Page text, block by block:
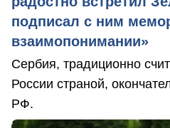
подписал с ним
взаимопонимании»
Сербия, традиционно
России страной,
РФ.